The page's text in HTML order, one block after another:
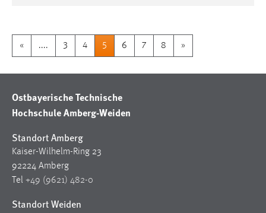
« .... 3 4 5 6 7 8 »
Ostbayerische Technische
Hochschule Amberg-Weiden
Standort Amberg
Kaiser-Wilhelm-Ring 23
92224 Amberg
Tel +49 (9621) 482-0
Standort Weiden